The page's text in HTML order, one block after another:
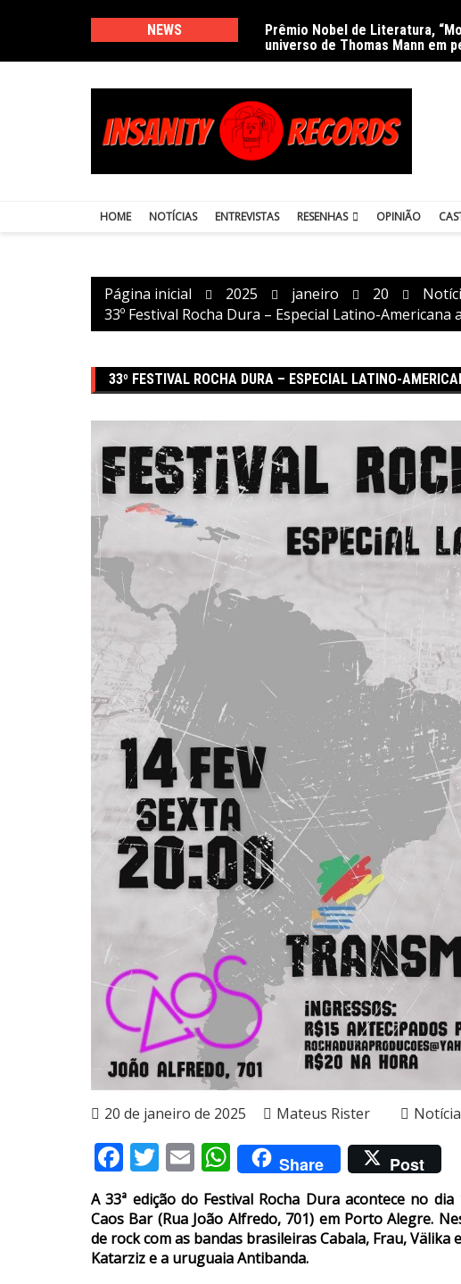
conteúdo
NEWS
Prêmio Nobel de Literatura,
universo de Thomas Mann em
HOME NOTÍCIAS ENTREVISTAS RESENHAS OPINIÃO
Página inicial 2025 janeiro 20
33º Festival Rocha Dura – Especial Latino-
33º FESTIVAL ROCHA DURA – ESPECIAL LATINO-
20 de janeiro de 2025 Mateus Rister
Facebook
Twitter
EmailWhatsApp
Share Post
A 33ª edição do Festival Rocha Dura acontece no
Caos Bar (Rua João Alfredo, 701) em Porto Alegre.
de rock com as bandas brasileiras Cabala, Frau,
Katarziz e a uruguaia Antibanda.